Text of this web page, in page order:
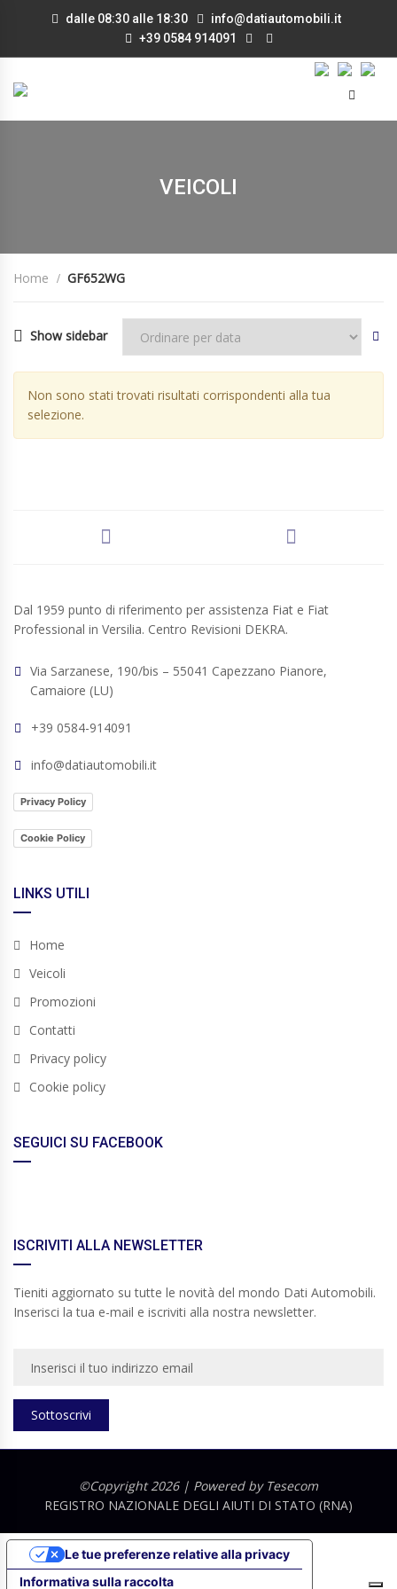
dalle 08:30 alle 18:30
info@datiautomobili.it
+39 0584 914091
VEICOLI
Home GF652WG
Show sidebar
Non sono stati trovati risultati corrispondenti alla tua
selezione.
Dal 1959 punto di riferimento per assistenza Fiat e Fiat
Professional in Versilia. Centro Revisioni DEKRA.
Via Sarzanese, 190/bis – 55041 Capezzano Pianore,
Camaiore (LU)
+39 0584-914091
info@datiautomobili.it
Privacy Policy
Cookie Policy
LINKS UTILI
Home
Veicoli
Promozioni
Contatti
Privacy policy
Cookie policy
SEGUICI SU FACEBOOK
ISCRIVITI ALLA NEWSLETTER
Tieniti aggiornato su tutte le novità del mondo Dati Automobili.
Inserisci la tua e-mail e iscriviti alla nostra newsletter.
Sottoscrivi
©Copyright 2026 | Powered by Tesecom
REGISTRO NAZIONALE DEGLI AIUTI DI STATO (RNA)
Informativa sulla raccolta
Le tue preferenze relative alla privacy